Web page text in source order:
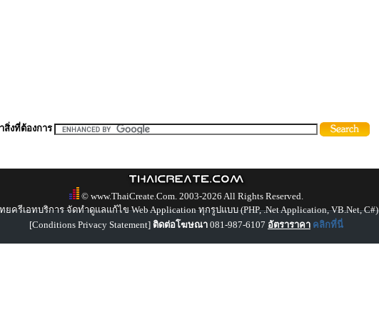
สิ่งที่ต้องการ
© www.ThaiCreate.Com. 2003-2026 All Rights Reserved.
ยครีเอทบริการ จัดทำดูแลแก้ไข Web Application ทุกรูปแบบ (PHP, .Net Application, VB.Net, C#)
[Conditions Privacy Statement] ติดต่อโฆษณา 081-987-6107 อัตราราคา คลิกที่นี่